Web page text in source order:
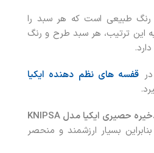
رنگ طبیعی است که هر سبد را
این ترتیب، هر سبد طرح و رنگ
قفسه های نظم دهنده ایکیا
حصیری ایکیا مدل
بسیار ارزشمند و منحصر